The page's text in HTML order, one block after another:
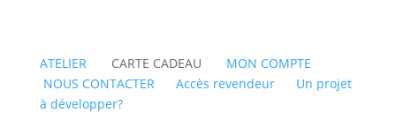
ATELIERCARTE CADEAU MON COMPTE
NOUS CONTACTER
Accès revendeur
Un projet
à développer?